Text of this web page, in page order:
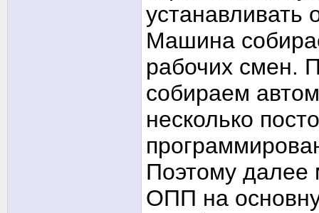
Машина
рабочих смен.
собираем
несколько
Поэтому
ОПП на